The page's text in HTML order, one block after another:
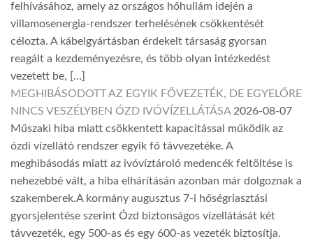
felhívásához, amely az országos hőhullám idején a
villamosenergia-rendszer terhelésének csökkentését
célozta. A kábelgyártásban érdekelt társaság gyorsan
reagált a kezdeményezésre, és több olyan intézkedést
vezetett be, […]
MEGHIBÁSODOTT AZ EGYIK FŐVEZETÉK, DE EGYELŐRE
NINCS VESZÉLYBEN ÓZD IVÓVÍZELLÁTÁSA 2026-08-07
Műszaki hiba miatt csökkentett kapacitással működik az
ózdi vízellátó rendszer egyik fő távvezetéke. A
meghibásodás miatt az ivóvíztároló medencék feltöltése is
nehezebbé vált, a hiba elhárításán azonban már dolgoznak a
szakemberek.A kormány augusztus 7-i hőségriasztási
gyorsjelentése szerint Ózd biztonságos vízellátását két
távvezeték, egy 500-as és egy 600-as vezeték biztosítja.